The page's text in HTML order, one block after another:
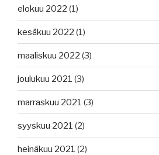
elokuu 2022 (1)
kesäkuu 2022 (1)
maaliskuu 2022 (3)
joulukuu 2021 (3)
marraskuu 2021 (3)
syyskuu 2021 (2)
heinäkuu 2021 (2)